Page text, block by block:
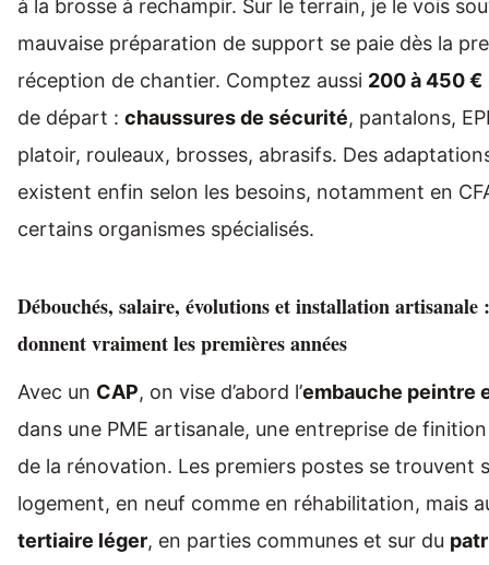
à la brosse à rechampir. Sur le terrain, je le vois
mauvaise préparation de support se paie dès la
réception de chantier. Comptez aussi 200 à 450 €
de départ : chaussures de sécurité, pantalons,
platoir, rouleaux, brosses, abrasifs. Des
existent enfin selon les besoins, notamment en
certains organismes spécialisés.
Débouchés, salaire, évolutions et installation artisanale
donnent vraiment les premières années
Avec un CAP, on vise d’abord l’embauche peintre
dans une PME artisanale, une entreprise de
de la rénovation. Les premiers postes se trouvent
logement, en neuf comme en réhabilitation, mais
tertiaire léger, en parties communes et sur du